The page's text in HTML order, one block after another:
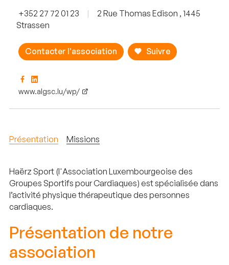
+352 27 72 01 23 |
2 Rue Thomas Edison , 1445
Strassen
Contacter l'association Suivre
www.algsc.lu/wp/
Présentation Missions
Haërz Sport (l'Association Luxembourgeoise des
Groupes Sportifs pour Cardiaques) est spécialisée dans
l’activité physique thérapeutique des personnes
cardiaques.
Présentation de notre
association